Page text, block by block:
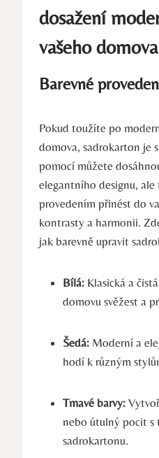
dosažení
vašeho domova
Barevné
Pokud toužíte po
domova, sadrokarton je
pomocí můžete
elegantního designu, ale
provedením přinést do
kontrasty a harmonii.
jak barevně upravit
Bílá: Klasická a
domovu svěžest a
Šedá: Moderní a
hodí k různým
Tmavé barvy:
nebo útulný pocit s
sadrokartonu.